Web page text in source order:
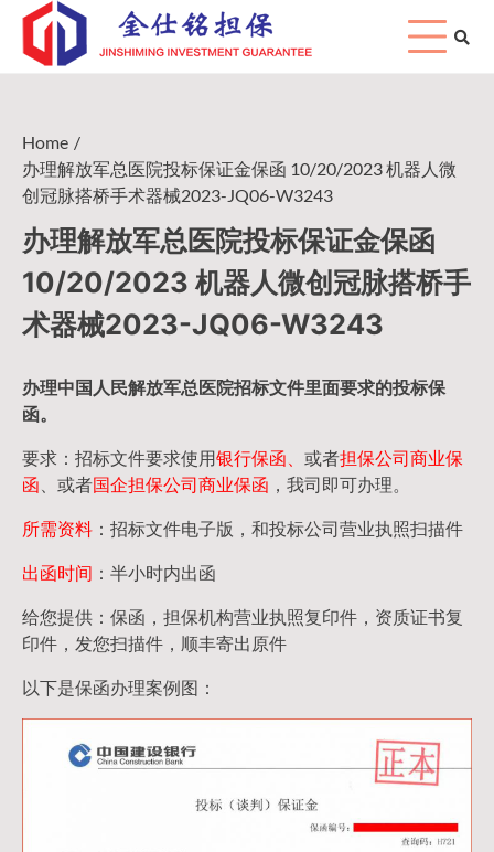
Skip
content
Home
办理解放军总医院投标保证金保函 10/20/2023 机器人微
创冠脉搭桥手术器械2023-JQ06-W3243
办理解放军总医院投标保证金保函
10/20/2023 机器人微创冠脉搭桥手
术器械2023-JQ06-W3243
办理中国人民解放军总医院招标文件里面要求的投标保
函。
要求：招标文件要求使用银行保函、 或者担保公司商业保
函 、或者国企担保公司商业保函 ，我司即可办理。
所需资料 ：招标文件电子版，和投标公司营业执照扫描件
出函时间 ：半小时内出函
给您提供：保函，担保机构营业执照复印件，资质证书复
印件，发您扫描件，顺丰寄出原件
以下是保函办理案例图：